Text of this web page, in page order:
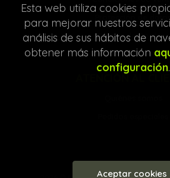
Protección de datos
Política de Cookies
ATENCIÓN AL
Esta web utiliza cookies
para mejorar nuestros
análisis de sus hábitos de
obtener más información
configuración.
Aceptar cookies